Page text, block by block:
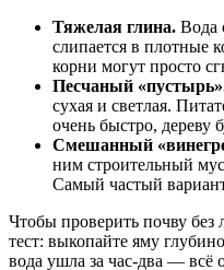
Тяжелая глина. Вода
слипается в плотные
корни могут просто
Песчаный
сухая и светлая.
очень быстро, дереву
Смешанный
ним строительный
Самый частый
Чтобы проверить почву без
тест: выкопайте яму
вода ушла за час-два — всё